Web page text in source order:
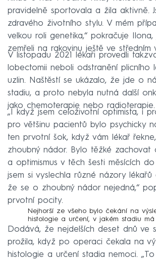
pravidelně sportovala a žila aktivně.
zdravého životního stylu. V mém
velkou roli genetika,“ pokračuje
zemřeli na rakovinu ještě ve středním
V listopadu 2021 lékaři provedli
lobectomii neboli odstranění plicního
uzlin. Naštěstí se ukázalo, že jde o
stadiu, a proto nebyla nutná další
jako chemoterapie nebo radioterapie.
„I když jsem celoživotní optimista, i
pro většinu pacientů bylo psychicky
ten prvotní šok, když vám lékař
zhoubný nádor. Bylo těžké zachovat
a optimismus v těch šesti měsících
jsem si vyslechla různé názory lékařů
že se o zhoubný nádor nejedná,“
prvotní pocity.
Nejhorší ze všeho bylo čekání na
histologie a určení, v jakém stadiu má
Dodává, že nejdelších deset dnů ve
prožila, když po operaci čekala na
histologie a určení stadia nemoci.